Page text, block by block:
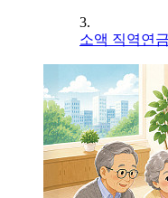
3.
소액 직역연